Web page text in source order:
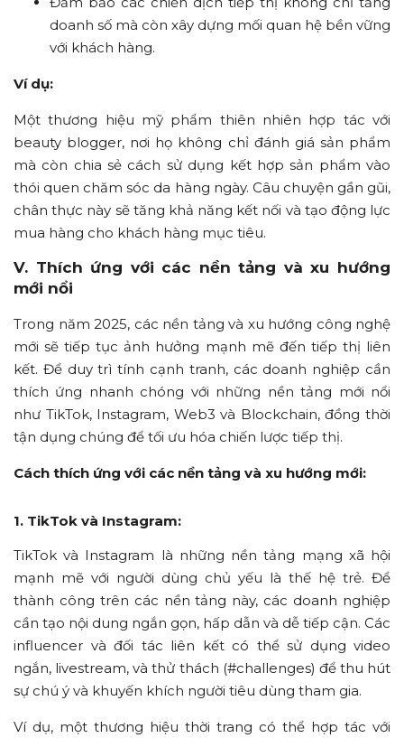
doanh số mà còn xây dựng mối quan hệ bền vững
với khách hàng.
Ví dụ:
Một thương hiệu mỹ phẩm thiên nhiên hợp tác với
beauty blogger, nơi họ không chỉ đánh giá sản phẩm
mà còn chia sẻ cách sử dụng kết hợp sản phẩm vào
thói quen chăm sóc da hàng ngày. Câu chuyện gần gũi,
chân thực này sẽ tăng khả năng kết nối và tạo động lực
mua hàng cho khách hàng mục tiêu.
V. Thích ứng với các nền tảng và xu hướng
mới nổi
Trong năm 2025, các nền tảng và xu hướng công nghệ
mới sẽ tiếp tục ảnh hưởng mạnh mẽ đến tiếp thị liên
kết. Để duy trì tính cạnh tranh, các doanh nghiệp cần
thích ứng nhanh chóng với những nền tảng mới nổi
như TikTok, Instagram, Web3 và Blockchain, đồng thời
tận dụng chúng để tối ưu hóa chiến lược tiếp thị.
Cách thích ứng với các nền tảng và xu hướng mới:
1. TikTok và Instagram:
TikTok và Instagram là những nền tảng mạng xã hội
mạnh mẽ với người dùng chủ yếu là thế hệ trẻ. Để
thành công trên các nền tảng này, các doanh nghiệp
cần tạo nội dung ngắn gọn, hấp dẫn và dễ tiếp cận. Các
influencer và đối tác liên kết có thể sử dụng video
ngắn, livestream, và thử thách (#challenges) để thu hút
sự chú ý và khuyến khích người tiêu dùng tham gia.
Ví dụ, một thương hiệu thời trang có thể hợp tác với